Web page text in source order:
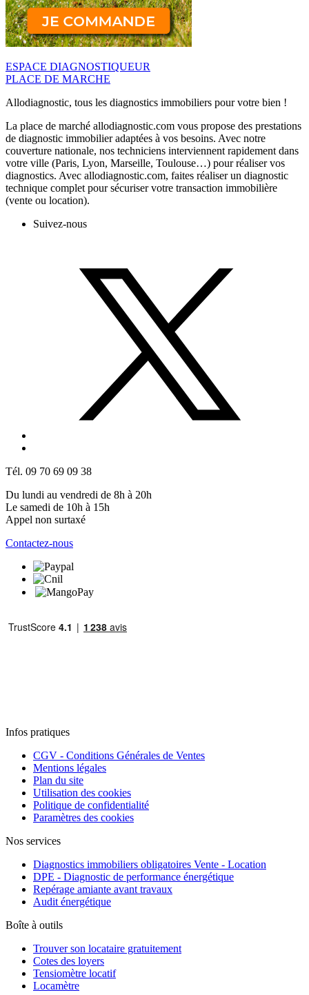
ESPACE DIAGNOSTIQUEUR
PLACE DE MARCHE
Allodiagnostic, tous les diagnostics immobiliers pour votre bien !
La place de marché allodiagnostic.com vous propose des prestations
de diagnostic immobilier adaptées à vos besoins. Avec notre
couverture nationale, nos techniciens interviennent rapidement dans
votre ville (Paris, Lyon, Marseille, Toulouse…) pour réaliser vos
diagnostics. Avec allodiagnostic.com, faites réaliser un diagnostic
technique complet pour sécuriser votre transaction immobilière
(vente ou location).
Suivez-nous
Tél. 09 70 69 09 38
Du lundi au vendredi de 8h à 20h
Le samedi de 10h à 15h
Appel non surtaxé
Contactez-nous
Infos pratiques
CGV - Conditions Générales de Ventes
Mentions légales
Plan du site
Utilisation des cookies
Politique de confidentialité
Paramètres des cookies
Nos services
Diagnostics immobiliers obligatoires Vente - Location
DPE - Diagnostic de performance énergétique
Repérage amiante avant travaux
Audit énergétique
Boîte à outils
Trouver son locataire gratuitement
Cotes des loyers
Tensiomètre locatif
Locamètre